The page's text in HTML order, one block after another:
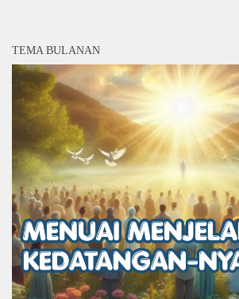
TEMA BULANAN